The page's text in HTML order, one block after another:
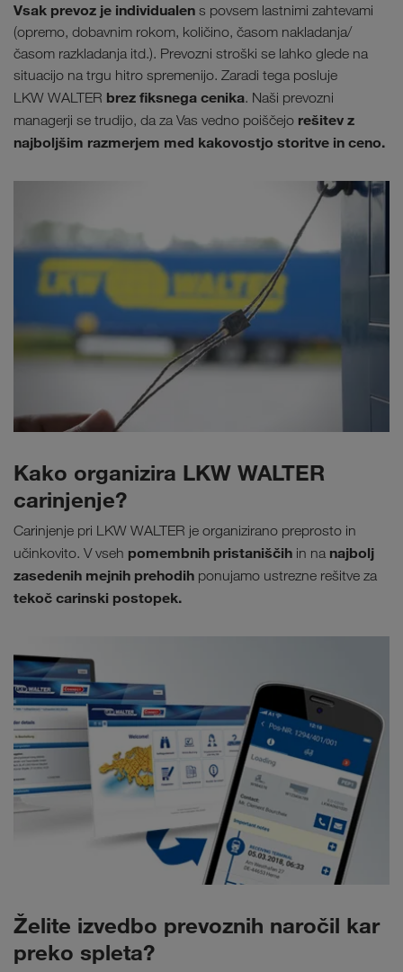
Vsak prevoz je individualen s povsem lastnimi zahtevami
(opremo, dobavnim rokom, količino, časom nakladanja/
časom razkladanja itd.). Prevozni stroški se lahko glede na
situacijo na trgu hitro spremenijo. Zaradi tega posluje
LKW WALTER brez fiksnega cenika. Naši prevozni
managerji se trudijo, da za Vas vedno poiščejo rešitev z
najboljšim razmerjem med kakovostjo storitve in ceno.
Kako organizira LKW WALTER
carinjenje?
Carinjenje pri LKW WALTER je organizirano preprosto in
učinkovito. V vseh pomembnih pristaniščih in na najbolj
zasedenih mejnih prehodih ponujamo ustrezne rešitve za
tekoč carinski postopek.
Želite izvedbo prevoznih naročil kar
preko spleta?